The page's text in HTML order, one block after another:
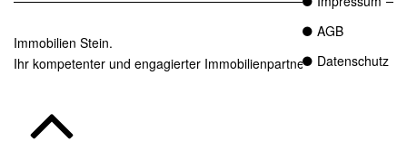
Immobilien Stein.
Ihr kompetenter und engagierter Immobilienpartner in Essen.
AGB
Datenschutz